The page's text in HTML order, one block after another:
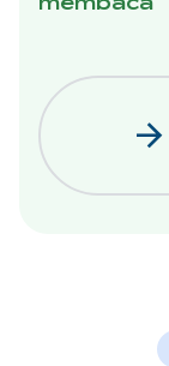
arrow_forward